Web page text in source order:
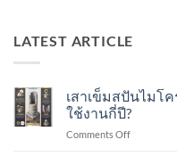
LATEST ARTICLE
เสาเข็มสปันไมโค
ใช้งานกี่ปี?
Comments Offon